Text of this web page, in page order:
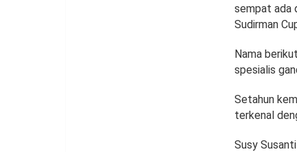
sempat ada
Sudirman
Nama
spesialis
Setahun
terkenal
Susy